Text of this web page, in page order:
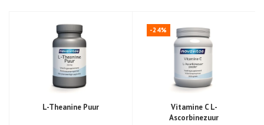
L-Theanine Puur
-24%
Vitamine C L-
Ascorbinezuur